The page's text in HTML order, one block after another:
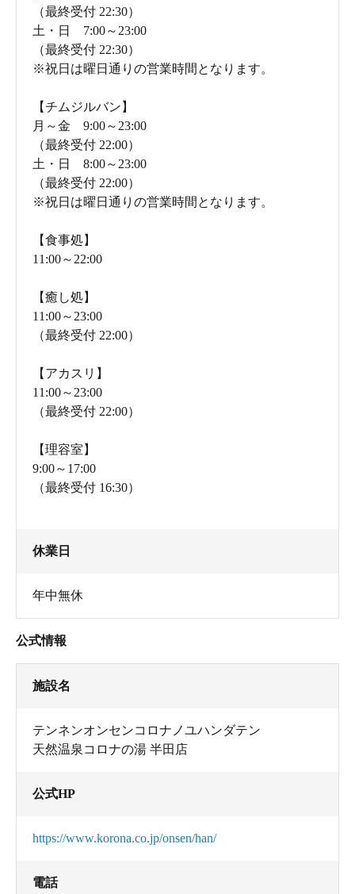
（最終受付 22:30）
土・日 7:00～23:00
（最終受付 22:30）
※祝日は曜日通りの営業時間となります。
【チムジルバン】
月～金 9:00～23:00
（最終受付 22:00）
土・日 8:00～23:00
（最終受付 22:00）
※祝日は曜日通りの営業時間となります。
【食事処】
11:00～22:00
【癒し処】
11:00～23:00
（最終受付 22:00）
【アカスリ】
11:00～23:00
（最終受付 22:00）
【理容室】
9:00～17:00
（最終受付 16:30）
休業日
年中無休
公式情報
施設名
テンネンオンセンコロナノユハンダテン
天然温泉コロナの湯 半田店
公式HP
https://www.korona.co.jp/onsen/han/
電話